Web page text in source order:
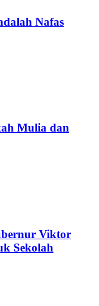
Nafas
Mulia dan
Viktor
Sekolah